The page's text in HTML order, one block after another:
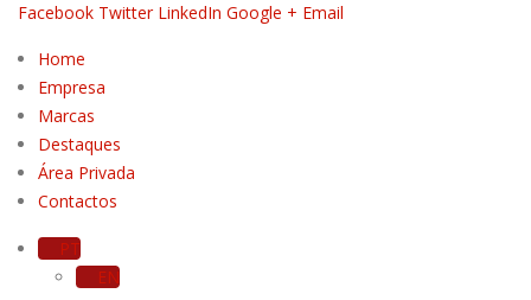
Facebook Twitter LinkedIn Google + Email
Home
Empresa
Marcas
Destaques
Área Privada
Contactos
PT
EN